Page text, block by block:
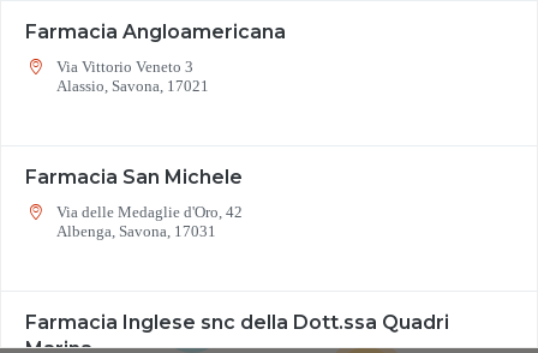
Farmacia Angloamericana
Via Vittorio Veneto 3
Alassio, Savona, 17021
Farmacia San Michele
Via delle Medaglie d'Oro, 42
Albenga, Savona, 17031
Farmacia Inglese snc della Dott.ssa Quadri
9